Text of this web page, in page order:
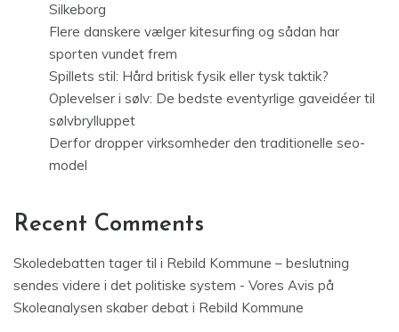
Silkeborg
Flere danskere vælger kitesurfing og sådan har
sporten vundet frem
Spillets stil: Hård britisk fysik eller tysk taktik?
Oplevelser i sølv: De bedste eventyrlige gaveidéer til
sølvbrylluppet
Derfor dropper virksomheder den traditionelle seo-
model
Recent Comments
Skoledebatten tager til i Rebild Kommune – beslutning
sendes videre i det politiske system - Vores Avis på
Skoleanalysen skaber debat i Rebild Kommune